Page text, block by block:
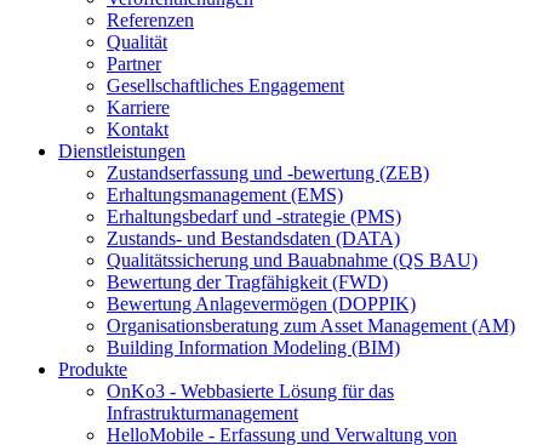
Referenzen
Qualität
Partner
Gesellschaftliches Engagement
Karriere
Kontakt
Dienstleistungen
Zustandserfassung und -bewertung (ZEB)
Erhaltungsmanagement (EMS)
Erhaltungsbedarf und -strategie (PMS)
Zustands- und Bestandsdaten (DATA)
Qualitätssicherung und Bauabnahme (QS BAU)
Bewertung der Tragfähigkeit (FWD)
Bewertung Anlagevermögen (DOPPIK)
Organisationsberatung zum Asset Management (AM)
Building Information Modeling (BIM)
Produkte
OnKo3 - Webbasierte Lösung für das
Infrastrukturmanagement
HelloMobile - Erfassung und Verwaltung von